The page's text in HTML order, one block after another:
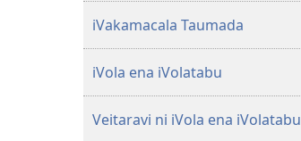
Vakadewa
ni
Vou
iVakamacala Taumada
iVola ena iVolatabu
Veitaravi ni iVola ena iVolatabu